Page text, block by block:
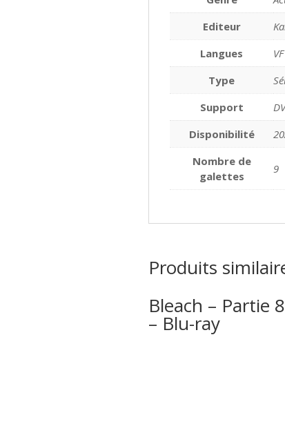
Editeur
Langues
Type
Support
Disponibilité
Nombre de
galettes
9
Produits
Bleach – Partie 8
– Blu-ray